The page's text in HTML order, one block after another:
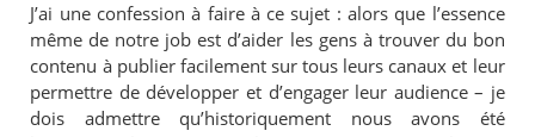
J’ai une confession à faire à ce sujet : alors que l’essence
même de notre job est d’aider les gens à trouver du bon
contenu à publier facilement sur tous leurs canaux et leur
permettre de développer et d’engager leur audience – je
dois admettre qu’historiquement nous avons été